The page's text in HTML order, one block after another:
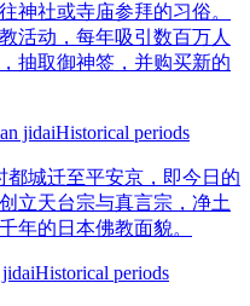
神社或寺庙参拜的习俗。
活动，每年吸引数百万人
抽取御神签，并购买新的
jidaiHistorical periods
都城迁至平安京，即今日的
立天台宗与真言宗，净土
年的日本佛教面貌。
Historical periods